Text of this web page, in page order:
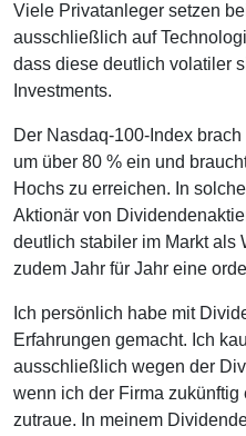
Viele Privatanleger setzen
ausschließlich auf
dass diese deutlich volatiler
Investments.
Der Nasdaq-100-Index
um über 80 % ein und
Hochs zu erreichen. In
Aktionär von
deutlich stabiler im Markt als
zudem Jahr für Jahr eine
Ich persönlich habe mit
Erfahrungen gemacht. Ich
ausschließlich wegen der
wenn ich der Firma
zutraue. In meinem